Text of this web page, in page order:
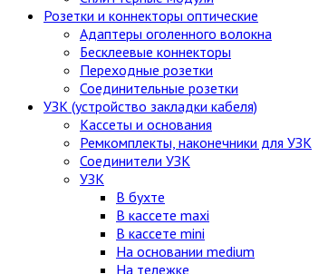
Розетки и коннекторы оптические
Адаптеры оголенного волокна
Бесклеевые коннекторы
Переходные розетки
Соединительные розетки
УЗК (устройство закладки кабеля)
Кассеты и основания
Ремкомплекты, наконечники для УЗК
Соединители УЗК
УЗК
В бухте
В кассете maxi
В кассете mini
На основании medium
На тележке